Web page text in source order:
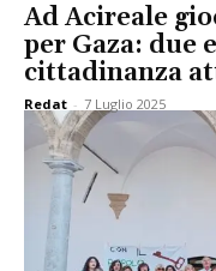
Ad Acireale
per Gaza: due
cittadinanza
Redat - 7 Luglio 2025